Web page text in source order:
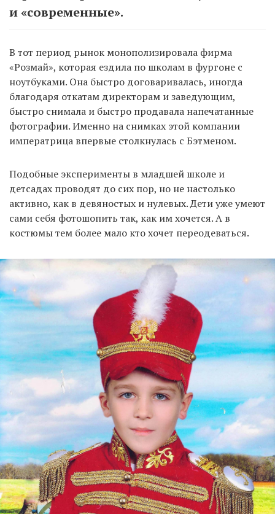
и «современные».
В тот период рынок монополизировала фирма
«Розмай», которая ездила по школам в фургоне с
ноутбуками. Она быстро договаривалась, иногда
благодаря откатам директорам и заведующим,
быстро снимала и быстро продавала напечатанные
фотографии. Именно на снимках этой компании
императрица впервые столкнулась с Бэтменом.
Подобные эксперименты в младшей школе и
детсадах проводят до сих пор, но не настолько
активно, как в девяностых и нулевых. Дети уже умеют
сами себя фотошопить так, как им хочется. А в
костюмы тем более мало кто хочет переодеваться.